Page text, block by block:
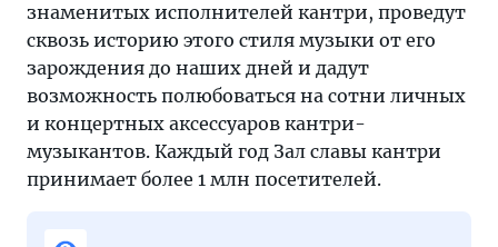
знаменитых исполнителей кантри, проведут
сквозь историю этого стиля музыки от его
зарождения до наших дней и дадут
возможность полюбоваться на сотни личных
и концертных аксессуаров кантри-
музыкантов. Каждый год Зал славы кантри
принимает более 1 млн посетителей.